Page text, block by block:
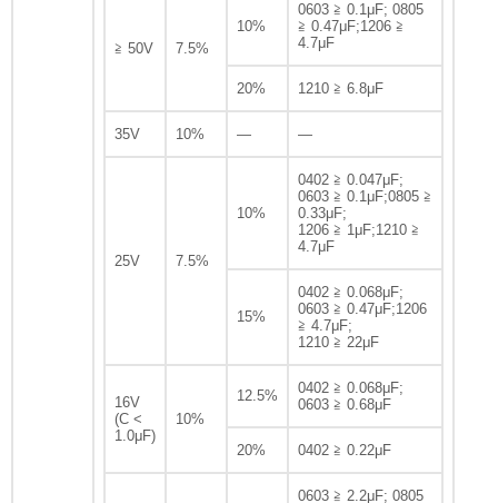
≧ 50V 7.5%
10%
0603 ≧ 0.1μF; 0805
≧ 0.47μF;1206 ≧
4.7μF
20% 1210 ≧ 6.8μF
35V 10% — —
25V 7.5%
10%
0402 ≧ 0.047μF;
0603 ≧ 0.1μF;0805 ≧
0.33μF;
1206 ≧ 1μF;1210 ≧
4.7μF
15%
0402 ≧ 0.068μF;
0603 ≧ 0.47μF;1206
≧ 4.7μF;
1210 ≧ 22μF
16V
(C <
1.0μF)
10%
12.5%
0402 ≧ 0.068μF;
0603 ≧ 0.68μF
20% 0402 ≧ 0.22μF
0603 ≧ 2.2μF; 0805